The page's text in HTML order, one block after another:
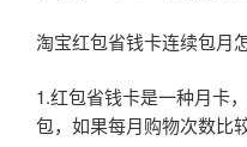
淘宝红包省钱卡连续包月
1.红包省钱卡是一种月卡
包，如果每月购物次数比